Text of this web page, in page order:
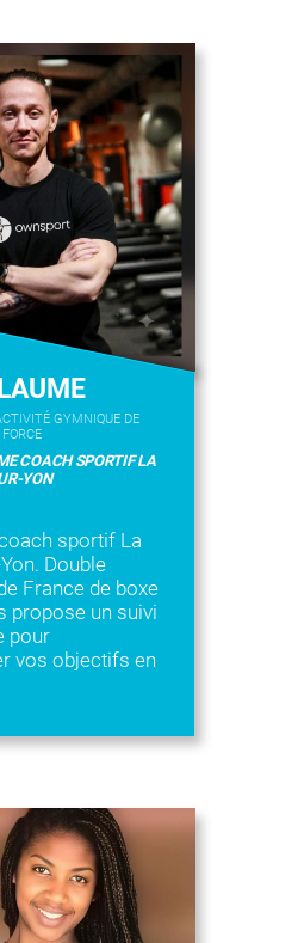
GYMNIQUE DE
COACH SPORTIF LA
YON
sportif La
Double
France de boxe
propose un suivi
pour
vos objectifs en